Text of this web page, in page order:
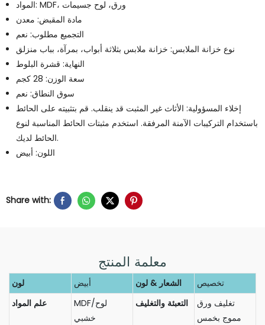
المواد: MDF، ورق، لوح جسيمات
مادة المقبض: معدن
التجميع مطلوب: نعم
نوع خزانة الملابس: خزانة ملابس بثلاثة أبواب، بمرآة، بباب منزلق
النهاية: قشرة البلوط
سعة الوزن: 28 كجم
سوق النطاق: نعم
إخلاء المسؤولية: الأثاث غير المثبت قد ينقلب. قم بتثبيته على الحائط
باستخدام التركيبات الآمنة المرفقة. استخدم مثبتات الحائط المناسبة لنوع
الحائط لديك.
اللون: أبيض
Share with:
معلمة المنتج
لون أبيض الشعار & لون
تخصيص
علم المواد
MDF/لوح
خشبي
التعبئة والتغليف
تغليف ورق
مموج بخمس